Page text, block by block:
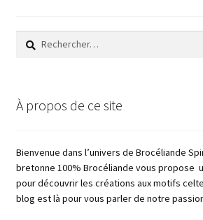
Rechercher :
À propos de ce site
Bienvenue dans l’univers de Brocéliande
bretonne 100% Brocéliande vous propose
pour découvrir les créations aux motifs
blog est là pour vous parler de notre